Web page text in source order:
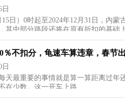
15日）0时起至2024年12月31日，内
其中部分路段还将在原有折扣的基础
％不扣分，龟速车算违章，春节
天最重要的事情就是算一算距离过
在少数。这一开车上路…